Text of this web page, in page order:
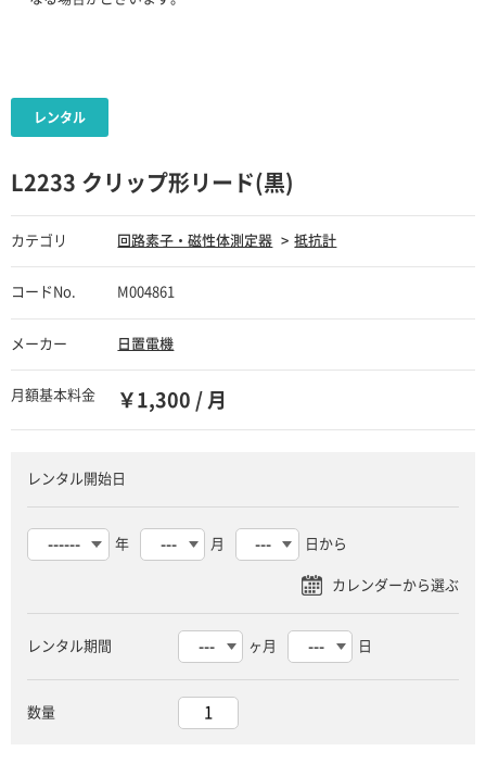
L2233 クリップ形リード(黒)
カテゴリ 回路素子・磁性体測定器 抵抗計
コードNo. M004861
メーカー 日置電機
月額基本料金 ￥1,300 / 月
レンタル開始日
年 月 日から
レンタル期間 ヶ月 日
数量